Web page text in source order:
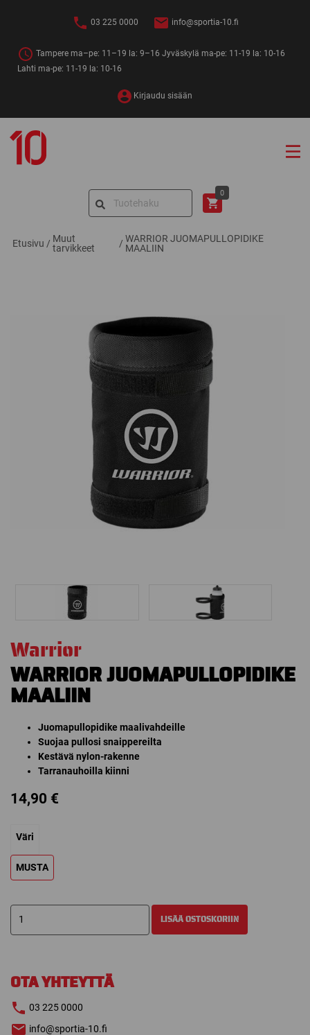
03 225 0000 info@sportia-10.fi
Tampere ma–pe: 11–19 la: 9–16 Jyväskylä ma-pe: 11-19 la: 10-16
Lahti ma-pe: 11-19 la: 10-16
Kirjaudu sisään
10
Search
0
Etusivu / Muut
tarvikkeet
/ WARRIOR JUOMAPULLOPIDIKE
MAALIIN
Warrior
WARRIOR JUOMAPULLOPIDIKE
MAALIIN
Juomapullopidike maalivahdeille
Suojaa pullosi snaippereilta
Kestävä nylon-rakenne
Tarranauhoilla kiinni
14,90 €
Väri
MUSTA
WARRIOR
JUOMAPULLOPIDIKE
LISÄÄ OSTOSKORIIN
OTA YHTEYTTÄ
03 225 0000
info@sportia-10.fi